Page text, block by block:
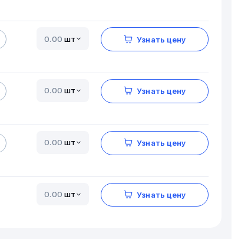
шт Узнать цену
шт Узнать цену
шт Узнать цену
шт Узнать цену